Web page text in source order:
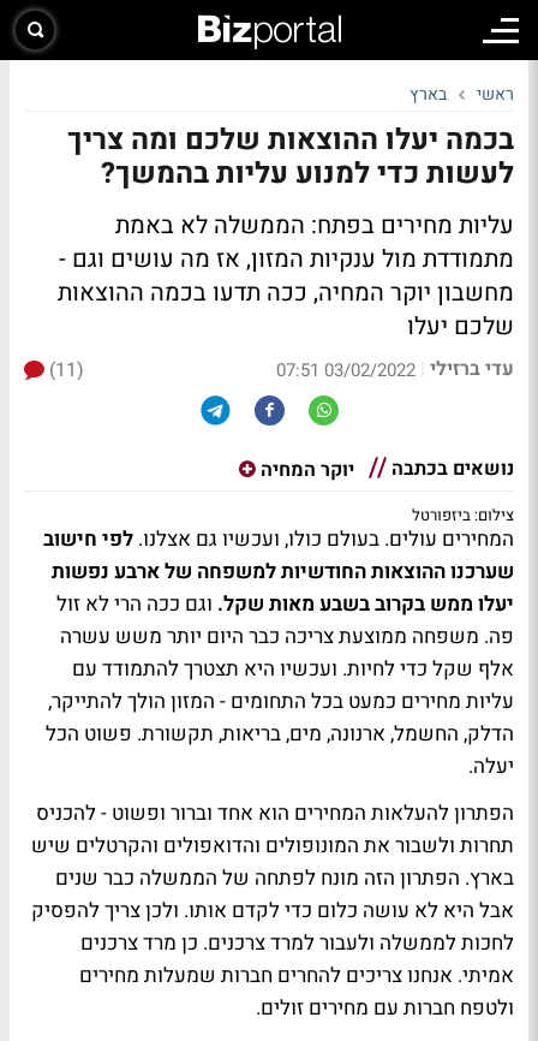
ראשי בארץ
בכמה יעלו ההוצאות שלכם ומה צריך
לעשות כדי למנוע עליות בהמשך?
עליות מחירים בפתח: הממשלה לא באמת
מתמודדת מול ענקיות המזון, אז מה עושים וגם -
מחשבון יוקר המחיה, ככה תדעו בכמה ההוצאות
שלכם יעלו
עדי ברזילי |
03/02/2022 07:51
(11)
נושאים בכתבה יוקר המחיה
צילום: ביזפורטל
המחירים עולים. בעולם כולו, ועכשיו גם אצלנו. לפי חישוב
שערכנו ההוצאות החודשיות למשפחה של ארבע נפשות
יעלו ממש בקרוב בשבע מאות שקל. וגם ככה הרי לא זול
פה. משפחה ממוצעת צריכה כבר היום יותר משש עשרה
אלף שקל כדי לחיות. ועכשיו היא תצטרך להתמודד עם
עליות מחירים כמעט בכל התחומים - המזון הולך להתייקר,
הדלק, החשמל, ארנונה, מים, בריאות, תקשורת. פשוט הכל
יעלה.
הפתרון להעלאות המחירים הוא אחד וברור ופשוט - להכניס
תחרות ולשבור את המונופולים והדואפולים והקרטלים שיש
בארץ. הפתרון הזה מונח לפתחה של הממשלה כבר שנים
אבל היא לא עושה כלום כדי לקדם אותו. ולכן צריך להפסיק
לחכות לממשלה ולעבור למרד צרכנים. כן מרד צרכנים
אמיתי. אנחנו צריכים להחרים חברות שמעלות מחירים
ולטפח חברות עם מחירים זולים.